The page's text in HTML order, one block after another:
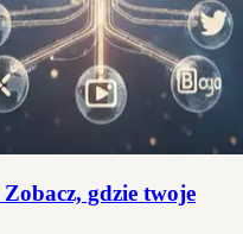
gdzie twoje